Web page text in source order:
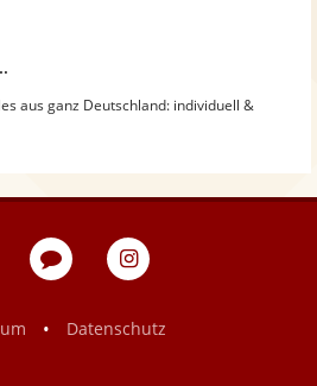
aus ganz Deutschland: individuell &
Blog
eventpeppers
• Datenschutz